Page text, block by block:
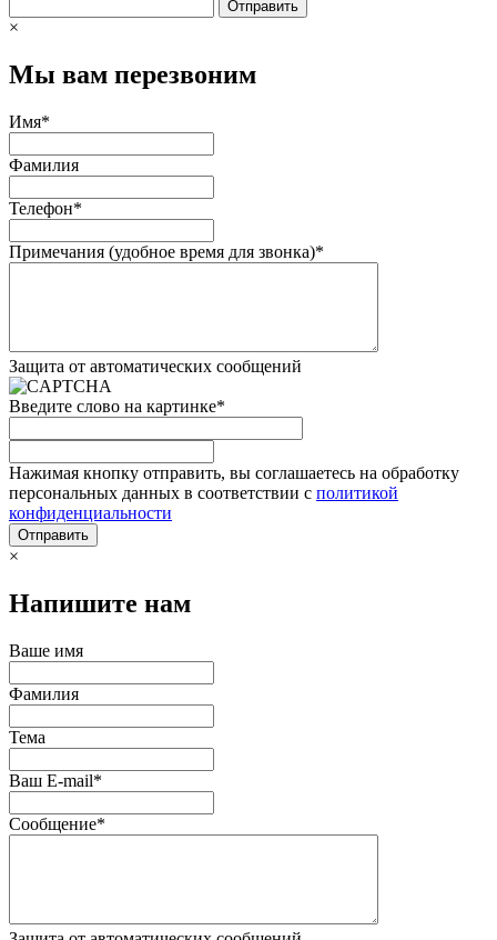
×
Мы вам перезвоним
Имя*
Фамилия
Телефон*
Примечания (удобное время для звонка)*
Защита от автоматических сообщений
Введите слово на картинке*
Нажимая кнопку отправить, вы соглашаетесь на обработку
персональных данных в соответствии с политикой
конфиденциальности
×
Напишите нам
Ваше имя
Фамилия
Тема
Ваш E-mail*
Сообщение*